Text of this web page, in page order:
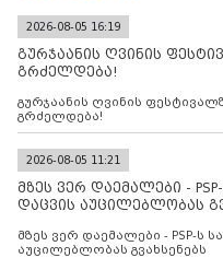
2026-08-05 16:19
გურჯაანის ღვინის
გრძელდება!
გურჯაანის ღვინის
გრძელდება!
2026-08-05 11:21
მზეს ვერ დაემალები -
დაცვის აუცილებლობას
მზეს ვერ დაემალები - PSP-ს
აუცილებლობას გვახსენებს